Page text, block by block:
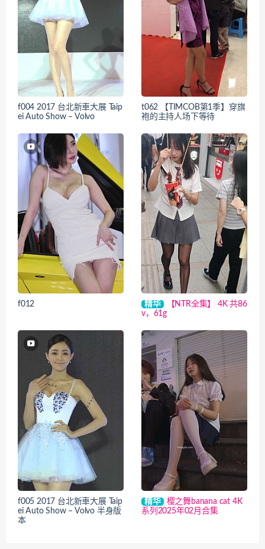
f004 2017 台北新車大展 Taip
ei Auto Show – Volvo
t062 【TIMCOB第1季】穿旗
袍的主持人场下等待
f012 精华
【NTR全集】 4K 共86
v，61g
f005 2017 台北新車大展 Taip
ei Auto Show – Volvo 半身版
本
精华
樱之舞banana cat 4K
系列2025年02月合集